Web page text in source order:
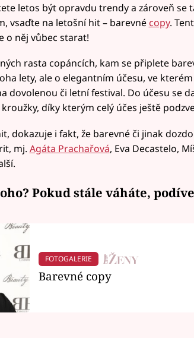
letos být opravdu trendy a zároveň se
vsaďte na letošní hit – barevné copy.
o něj vůbec starat!
rasta copáncích, kam se připlete
lety, ale o elegantním účesu, ve kterém
dovolenou či letní festival. Do účesu se
díky kterým celý účes ještě
dokazuje i fakt, že barevné či jinak
mj. Agáta Prachařová, Eva Decastelo,
Pokud stále váháte,
FOTOGALERIE
Barevné copy